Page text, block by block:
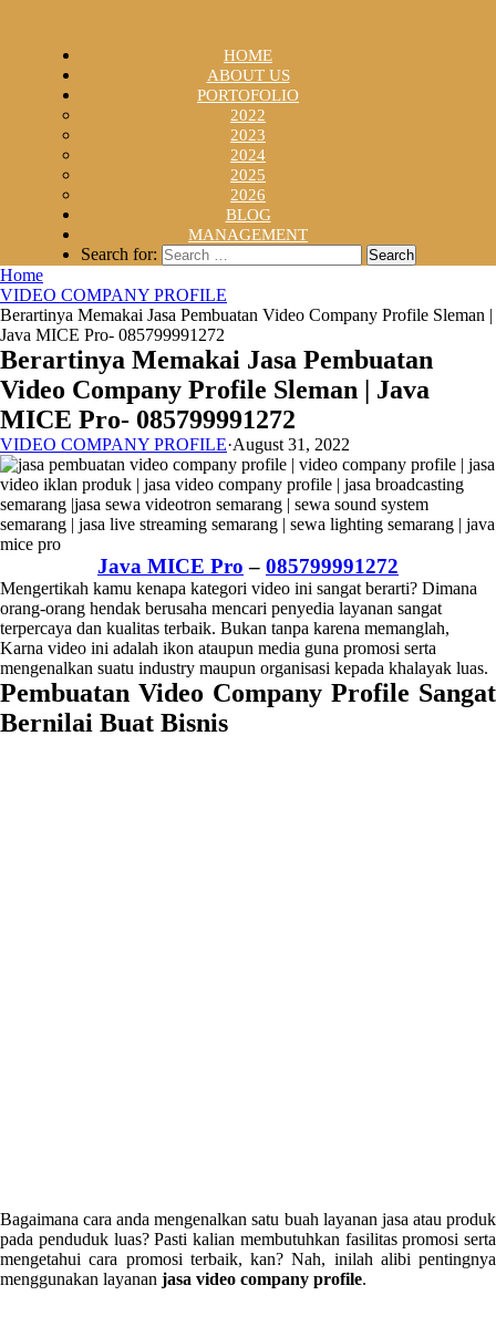
HOME
ABOUT US
PORTOFOLIO
2022
2023
2024
2025
2026
BLOG
MANAGEMENT
Search for:
Home
VIDEO COMPANY PROFILE
Berartinya Memakai Jasa Pembuatan Video Company Profile Sleman |
Java MICE Pro- 085799991272
Berartinya Memakai Jasa Pembuatan
Video Company Profile Sleman | Java
MICE Pro- 085799991272
VIDEO COMPANY PROFILE·August 31, 2022
Java MICE Pro – 085799991272
Mengertikah kamu kenapa kategori video ini sangat berarti? Dimana
orang-orang hendak berusaha mencari penyedia layanan sangat
terpercaya dan kualitas terbaik. Bukan tanpa karena memanglah,
Karna video ini adalah ikon ataupun media guna promosi serta
mengenalkan suatu industry maupun organisasi kepada khalayak luas.
Pembuatan Video Company Profile Sangat
Bernilai Buat Bisnis
Bagaimana cara anda mengenalkan satu buah layanan jasa atau produk
pada penduduk luas? Pasti kalian membutuhkan fasilitas promosi serta
mengetahui cara promosi terbaik, kan? Nah, inilah alibi pentingnya
menggunakan layanan jasa video company profile.